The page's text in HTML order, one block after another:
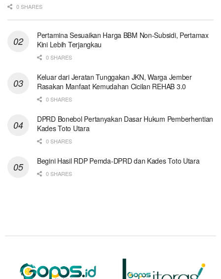
0 SHARES
Pertamina Sesuaikan Harga BBM Non-Subsidi, Pertamax
Kini Lebih Terjangkau
0 SHARES
Keluar dari Jeratan Tunggakan JKN, Warga Jember
Rasakan Manfaat Kemudahan Cicilan REHAB 3.0
0 SHARES
DPRD Bonebol Pertanyakan Dasar Hukum Pemberhentian
Kades Toto Utara
0 SHARES
Begini Hasil RDP Pemda-DPRD dan Kades Toto Utara
0 SHARES